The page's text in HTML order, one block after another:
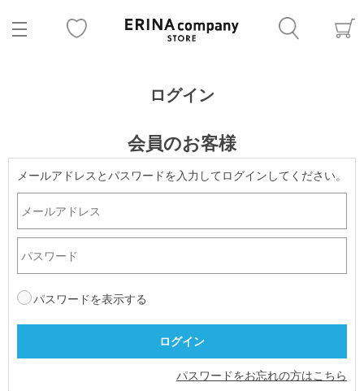
ログイン
会員のお客様
メールアドレスとパスワードを入力してログインしてください。
パスワードを表示する
パスワードをお忘れの方はこちら